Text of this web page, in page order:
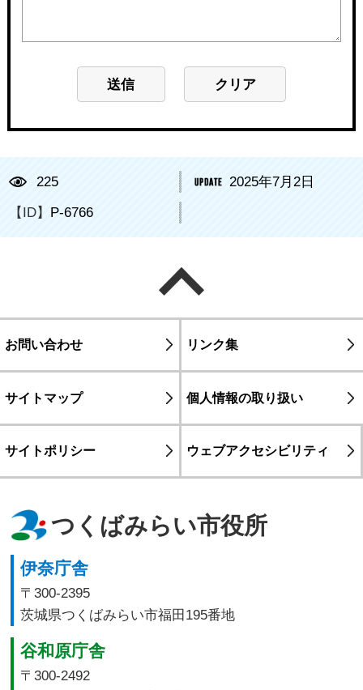
225 2025年7月2日
【ID】 P-6766
お問い合わせ リンク集
サイトマップ 個人情報の取り扱い
サイトポリシー ウェブアクセシビリティ
つくばみらい市役所
伊奈庁舎
〒300-2395
茨城県つくばみらい市福田195番地
谷和原庁舎
〒300-2492